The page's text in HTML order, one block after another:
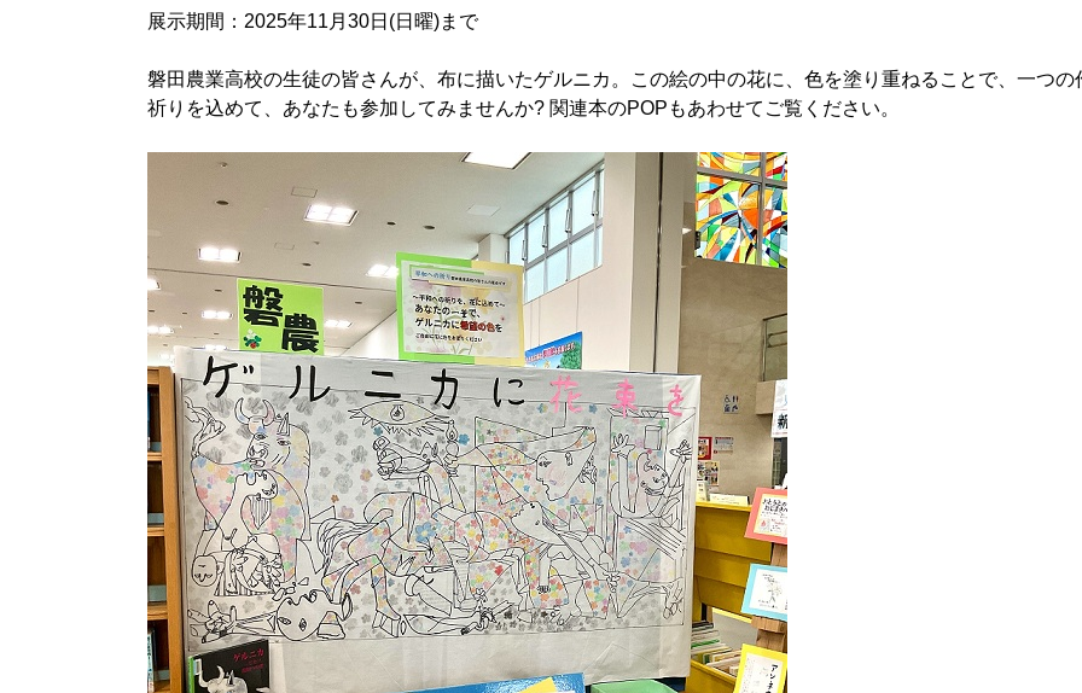
展示期間：2025年11月30日(日曜)まで
磐田農業高校の生徒の皆さんが、布に描いたゲルニカ。この絵の中の花に、色を塗り重ねることで、一つ
祈りを込めて、あなたも参加してみませんか? 関連本のPOPもあわせてご覧ください。